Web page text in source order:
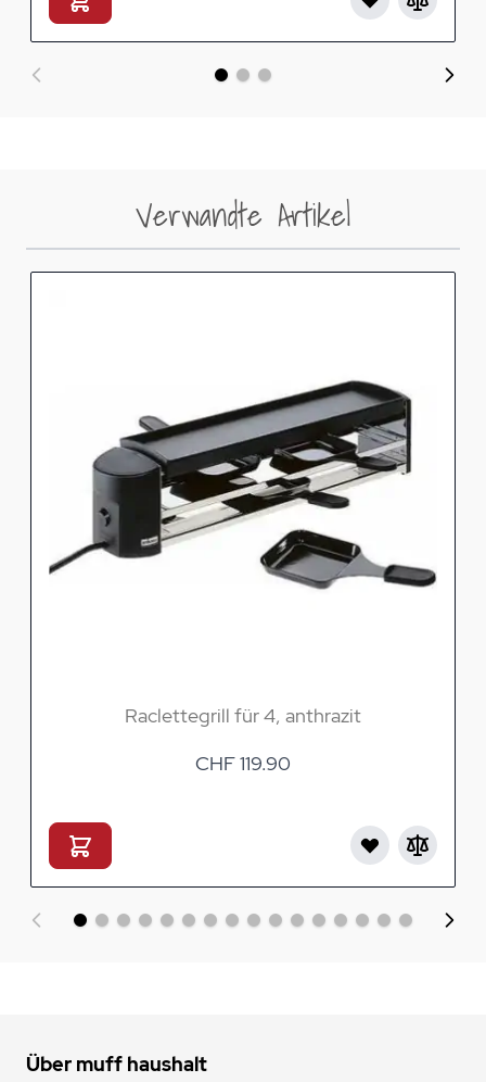
Verwandte Artikel
Raclettegrill für 4, anthrazit
CHF 119.90
Über muff haushalt